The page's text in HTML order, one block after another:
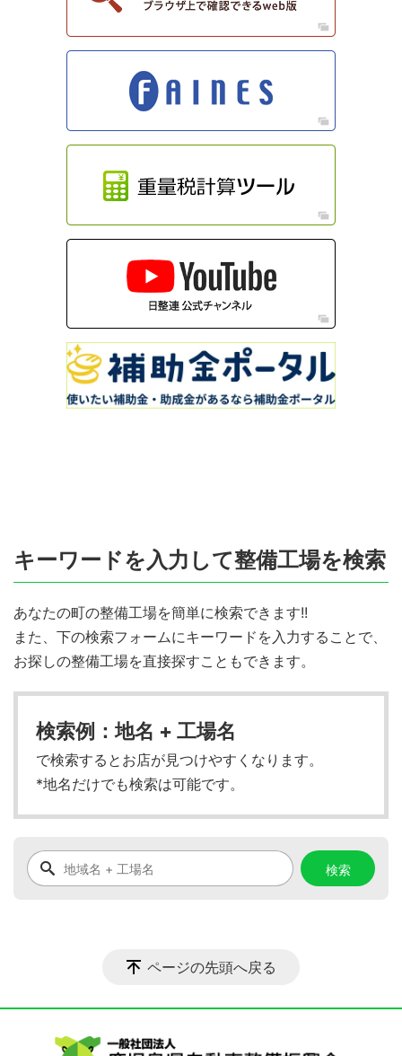
キーワードを入力して整備工場を検索
あなたの町の整備工場を簡単に検索できます!!
また、下の検索フォームにキーワードを入力することで、
お探しの整備工場を直接探すこともできます。
検索例：地名 + 工場名
で検索するとお店が見つけやすくなります。
*地名だけでも検索は可能です。
ページの先頭へ戻る